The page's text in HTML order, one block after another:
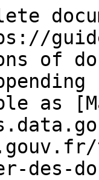
of
as
des-